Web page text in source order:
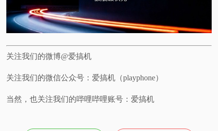
关注我们的微博@爱搞机
关注我们的微信公众号：爱搞机（playphone）
当然，也关注我们的哔哩哔哩账号：爱搞机